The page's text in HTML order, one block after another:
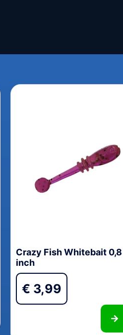
Crazy Fish Whitebait 0,8
inch
€ 3,99